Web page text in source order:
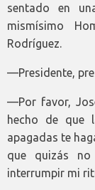
sentado en
mismísimo
Rodríguez.
—Presidente,
—Por favor,
hecho de que
apagadas te
que quizás
interrumpir mi